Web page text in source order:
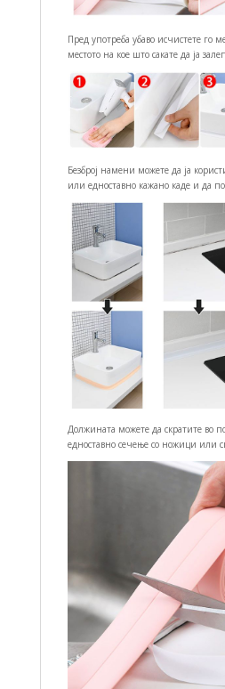
Пред употреба убаво исчистете го
местото на кое што сакате да ја
Безброј намени можете да ја
или едноставно кажано каде и да
Должината можете да скратите во
едноставно сечење со ножици или